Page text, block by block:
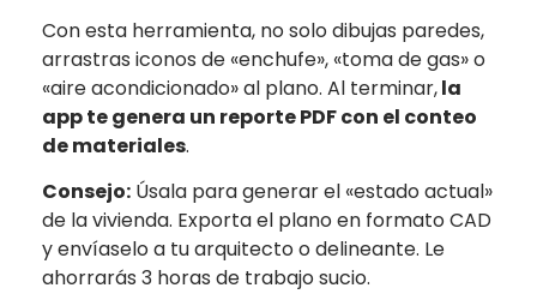
Con esta herramienta, no solo dibujas paredes,
arrastras iconos de «enchufe», «toma de gas» o
«aire acondicionado» al plano. Al terminar,la
app te genera un reporte PDF con el conteo
de materiales.
Consejo: Úsala para generar el «estado actual»
de la vivienda. Exporta el plano en formato CAD
y envíaselo a tu arquitecto o delineante. Le
ahorrarás 3 horas de trabajo sucio.